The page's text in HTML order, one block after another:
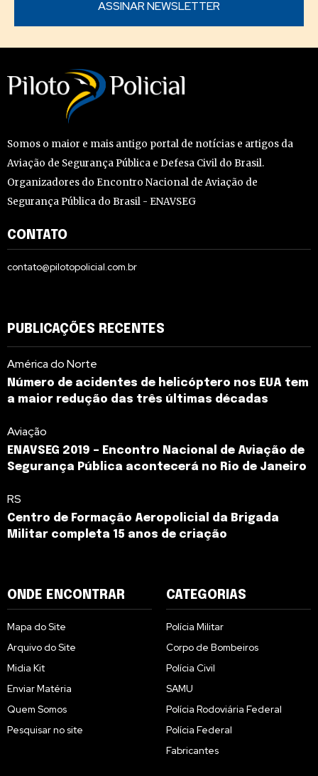
Somos o maior e mais antigo portal de notícias e artigos da
Aviação de Segurança Pública e Defesa Civil do Brasil.
Organizadores do Encontro Nacional de Aviação de
Segurança Pública do Brasil - ENAVSEG
CONTATO
contato@pilotopolicial.com.br
PUBLICAÇÕES RECENTES
América do Norte
Número de acidentes de helicóptero nos EUA tem
a maior redução das três últimas décadas
Aviação
ENAVSEG 2019 – Encontro Nacional de Aviação de
Segurança Pública acontecerá no Rio de Janeiro
RS
Centro de Formação Aeropolicial da Brigada
Militar completa 15 anos de criação
ONDE ENCONTRAR
Mapa do Site
Arquivo do Site
Midia Kit
Enviar Matéria
Quem Somos
Pesquisar no site
CATEGORIAS
Polícia Militar
Corpo de Bombeiros
Polícia Civil
SAMU
Polícia Rodoviária Federal
Polícia Federal
Fabricantes